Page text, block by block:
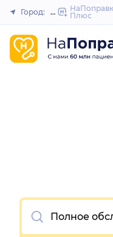
Город: МоскваПлюс
Очистить